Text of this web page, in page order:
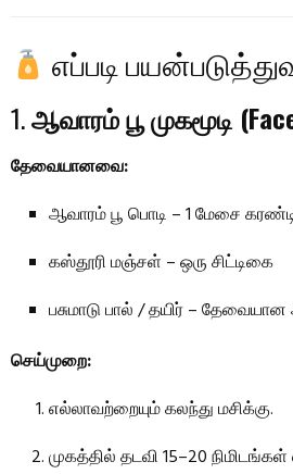
எப்படி
1.ஆவாரம் பூ முகமூடி
தேவையானவை:
ஆவாரம் பூ பொடி – 1 மேசை
கஸ்தூரி மஞ்சள் – ஒரு சிட்டிகை
பசுமாடு பால் / தயிர் –
செய்முறை:
எல்லாவற்றையும் கலந்து மசிக்கு.
முகத்தில் தடவி 15–20 நிமிடங்கள்